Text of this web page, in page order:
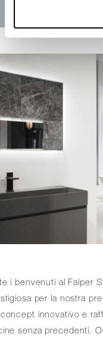
i benvenuti al Falper
per la nostra
innovativo e
senza precedenti.